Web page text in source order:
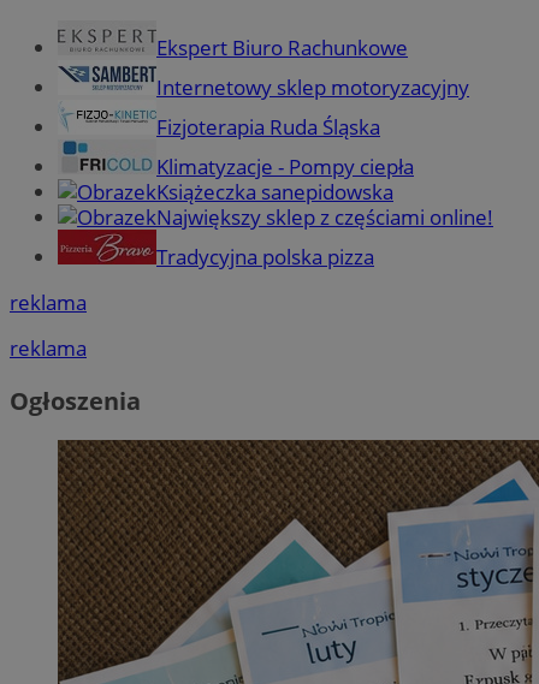
Ekspert Biuro Rachunkowe
Internetowy sklep motoryzacyjny
Fizjoterapia Ruda Śląska
Klimatyzacje - Pompy ciepła
Książeczka sanepidowska
Największy sklep z częściami online!
Tradycyjna polska pizza
reklama
reklama
Ogłoszenia